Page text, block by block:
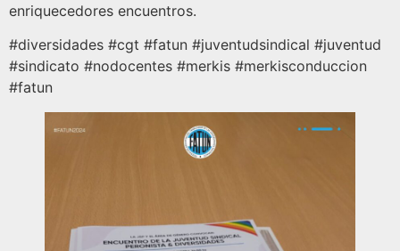
enriquecedores encuentros.
#diversidades #cgt #fatun #juventudsindical #juventud
#sindicato #nodocentes #merkis #merkisconduccion
#fatun